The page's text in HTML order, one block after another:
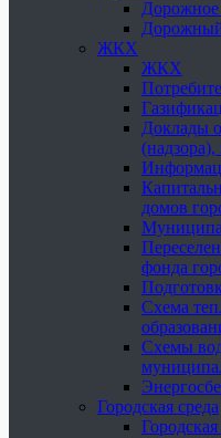
Дорожное
ЖКХ
ЖКХ
Доклады
домов
фонда
Схема
Схемы
Городская среда
Городская